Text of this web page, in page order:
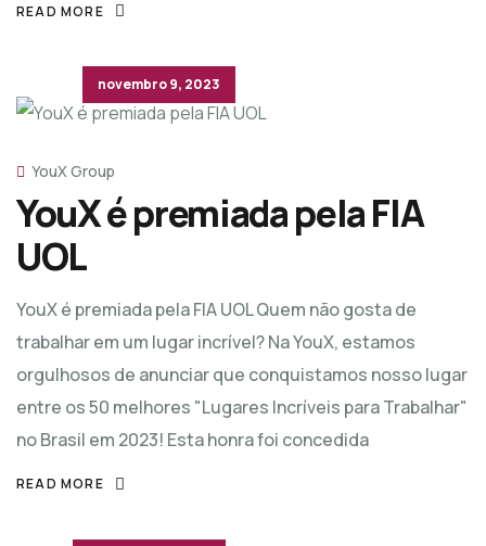
READ MORE
YouX Group
YouX é premiada pela FIA
UOL
YouX é premiada pela FIA UOL Quem não gosta de
trabalhar em um lugar incrível? Na YouX, estamos
orgulhosos de anunciar que conquistamos nosso lugar
entre os 50 melhores "Lugares Incríveis para Trabalhar"
no Brasil em 2023! Esta honra foi concedida
READ MORE
novembro 9, 2023